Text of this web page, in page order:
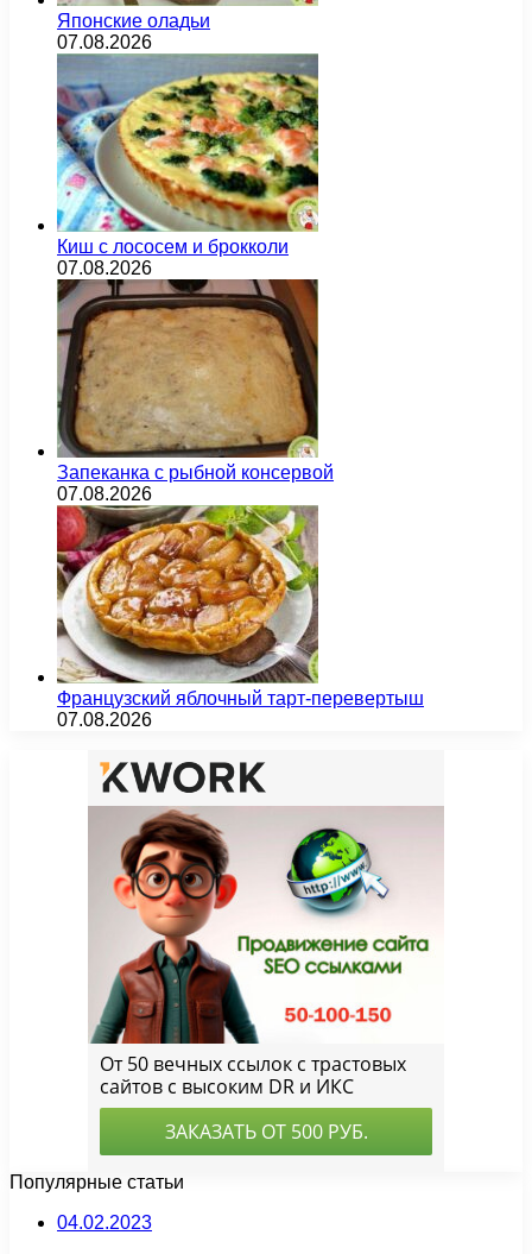
Японские оладьи
07.08.2026
Киш с лососем и брокколи
07.08.2026
Запеканка с рыбной консервой
07.08.2026
Французский яблочный тарт-перевертыш
07.08.2026
Популярные статьи
04.02.2023